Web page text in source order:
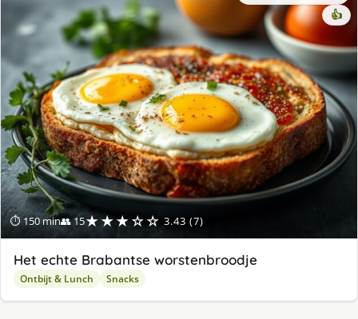
⏱ 150 min👥 15★★★☆☆ 3.43 (7)
👍
Het echte Brabantse worstenbroodje
Ontbijt & Lunch Snacks